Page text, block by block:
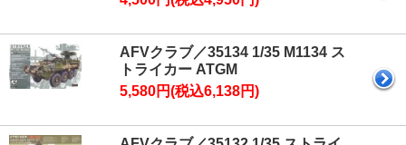
AFVクラブ／35134 1/35 M1134 ス
トライカー ATGM
5,580円(税込6,138円)